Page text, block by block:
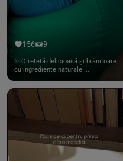
156 9
✨ O rețetă delicioasă și hrănitoare
cu ingrediente naturale ...